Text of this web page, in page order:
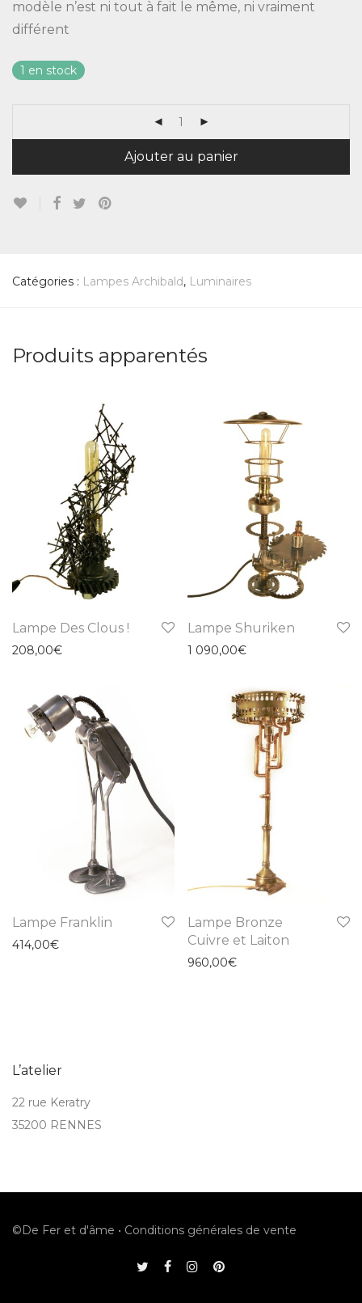
modèle n’est ni tout à fait le même, ni vraiment
différent
1 en stock
Ajouter au panier
Catégories : Lampes Archibald, Luminaires
Produits apparentés
Lampe Des Clous !
208,00€
Lampe Shuriken
1 090,00€
Lampe Franklin
414,00€
Lampe Bronze
Cuivre et Laiton
960,00€
L’atelier
22 rue Keratry
35200 RENNES
©De Fer et d'âme • Conditions générales de vente